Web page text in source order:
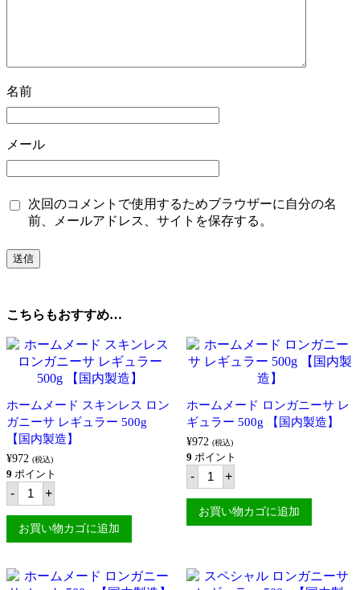
名前
メール
次回のコメントで使用するためブラウザーに自分の名
前、メールアドレス、サイトを保存する。
こちらもおすすめ…
ホームメード スキンレス ロン
ガニーサ レギュラー 500g
【国内製造】
¥972 (税込)
9 ポイント
- ホ
ー
ム
メ
ー
キ
+
お買い物カゴに追加
ホームメード ロンガニーサ レ
ギュラー 500g 【国内製造】
¥972 (税込)
9 ポイント
- ホ
ー
ム
メ
ー
ガ
ニ
+
お買い物カゴに追加